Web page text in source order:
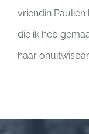
vriendin
die ik heb
haar